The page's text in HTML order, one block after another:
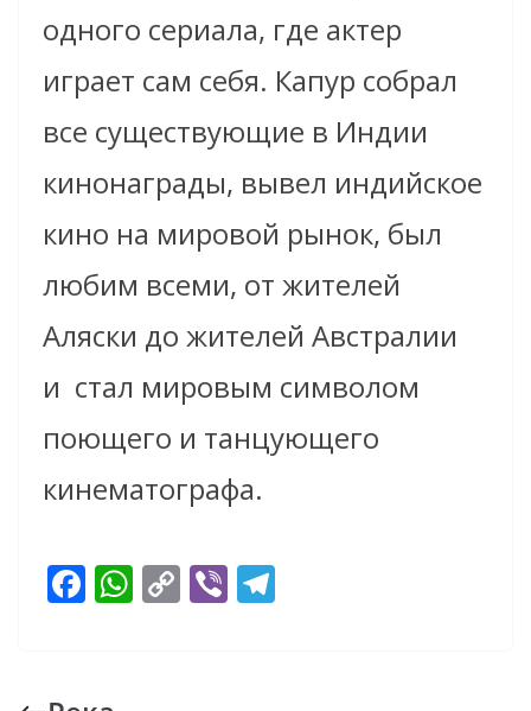
одного сериала, где актер
играет сам себя. Капур собрал
все существующие в Индии
кинонаграды, вывел индийское
кино на мировой рынок, был
любим всеми, от жителей
Аляски до жителей Австралии
и стал мировым символом
поющего и танцующего
кинематографа.
F
b
W C Vi